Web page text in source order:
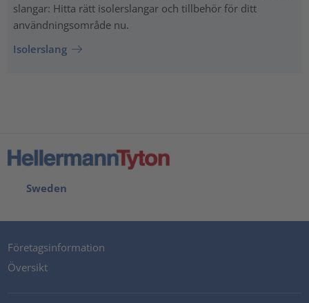
slangar: Hitta rätt isolerslangar och tillbehör för ditt
användningsområde nu.
Isolerslang
Sweden
Företagsinformation
Översikt